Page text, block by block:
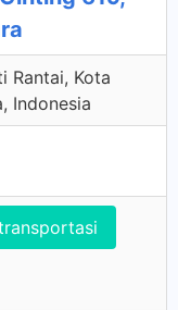
Rantai, Kota
Indonesia